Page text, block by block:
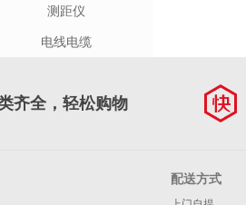
测距仪
电线电缆
齐全，轻松购物
配送方式